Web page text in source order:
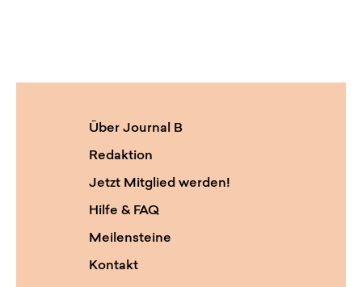
Über Journal B
Redaktion
Jetzt Mitglied werden!
Hilfe & FAQ
Meilensteine
Kontakt